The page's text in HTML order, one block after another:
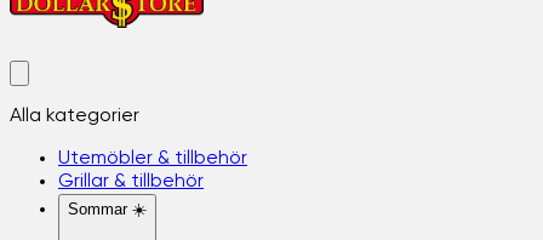
Alla kategorier
Utemöbler & tillbehör
Grillar & tillbehör
Sommar ☀️